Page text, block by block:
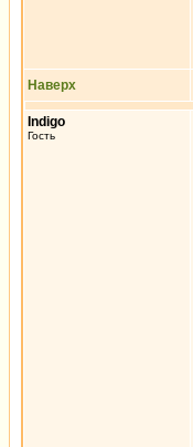
Наверх
Indigo
Гость